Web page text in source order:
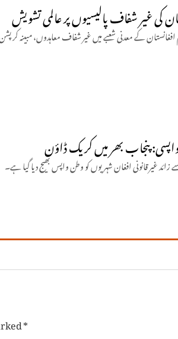
کی غیر شفاف پالیسیوں پر عالمی تشویش
کے معدنی شعبے میں غیر شفاف معاہدوں، مبینہ
پنجاب بھر میں کریک ڈاؤن
*